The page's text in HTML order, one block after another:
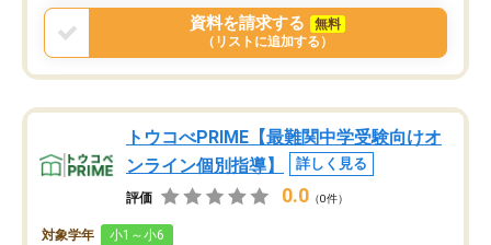
資料を請求する
無料
（リストに追加する）
トウコべPRIME【最難関中学受験向けオ
ンライン個別指導】
詳しく見る
評価 0.0 （0件）
対象学年 小1～小6